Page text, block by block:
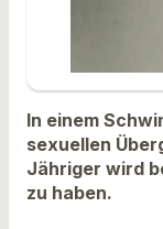
In einem
sexuellen
Jähriger wird
zu haben.